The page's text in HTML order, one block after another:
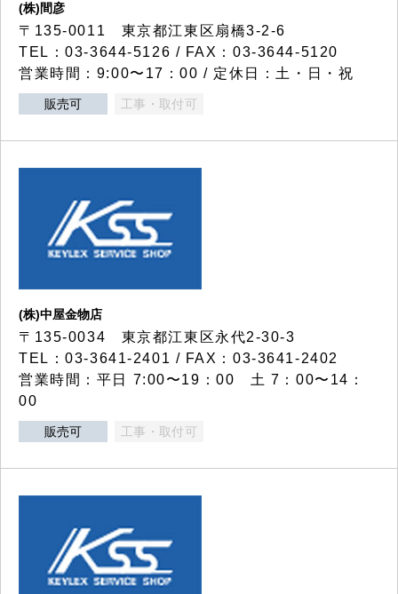
(株)間彦
〒135-0011 東京都江東区扇橋3-2-6
TEL：03-3644-5126 / FAX：03-3644-5120
営業時間：9:00〜17：00 / 定休日：土・日・祝
販売可 工事・取付可
(株)中屋金物店
〒135-0034 東京都江東区永代2-30-3
TEL：03-3641-2401 / FAX：03-3641-2402
営業時間：平日 7:00〜19：00 土 7：00〜14：
00
販売可 工事・取付可